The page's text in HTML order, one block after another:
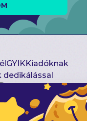
GYIKKiadóknak
dedikálással